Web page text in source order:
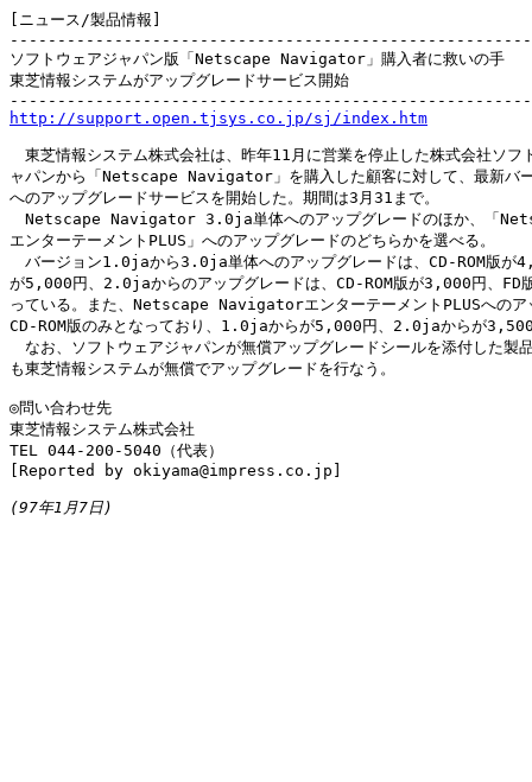
[ニュース/製品情報]
ソフトウェアジャパン版「Netscape Navigator」購入者に救いの手
東芝情報システムがアップグレードサービス開始
http://support.open.tjsys.co.jp/sj/index.htm
東芝情報システム株式会社は、昨年11月に営業を停止した株式会社ソフ
ャパンから「Netscape Navigator」を購入した顧客に対して、最新バ
へのアップグレードサービスを開始した。期間は3月31まで。
Netscape Navigator 3.0ja単体へのアップグレードのほか、「
エンターテーメントPLUS」へのアップグレードのどちらかを選べる。
バージョン1.0jaから3.0ja単体へのアップグレードは、CD-ROM版が
が5,000円、2.0jaからのアップグレードは、CD-ROM版が3,000円、FD
っている。また、Netscape NavigatorエンターテーメントPLUSへのア
CD-ROM版のみとなっており、1.0jaからが5,000円、2.0jaからが
なお、ソフトウェアジャパンが無償アップグレードシールを添付した製
も東芝情報システムが無償でアップグレードを行なう。
◎問い合わせ先
東芝情報システム株式会社
TEL 044-200-5040（代表）
[Reported by okiyama@impress.co.jp]
(97年1月7日)